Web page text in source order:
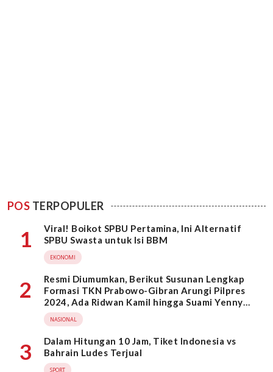
POS TERPOPULER
1
Viral! Boikot SPBU Pertamina, Ini Alternatif
SPBU Swasta untuk Isi BBM
EKONOMI
2
Resmi Diumumkan, Berikut Susunan Lengkap
Formasi TKN Prabowo-Gibran Arungi Pilpres
2024, Ada Ridwan Kamil hingga Suami Yenny
Wahid
NASIONAL
3
Dalam Hitungan 10 Jam, Tiket Indonesia vs
Bahrain Ludes Terjual
SPORT